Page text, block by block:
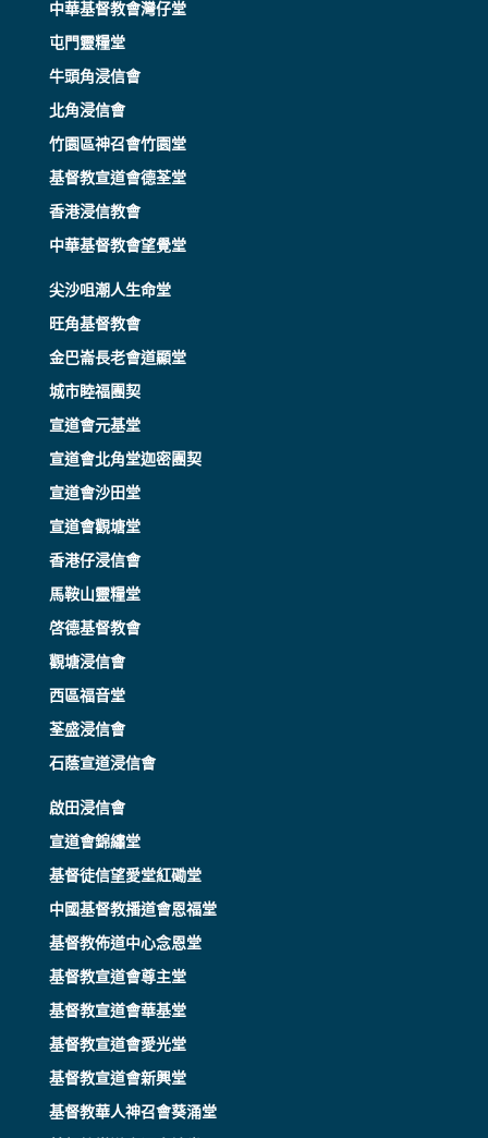
中華基督教會灣仔堂
屯門靈糧堂
牛頭角浸信會
北角浸信會
竹園區神召會竹園堂
基督教宣道會德荃堂
香港浸信教會
中華基督教會望覺堂
尖沙咀潮人生命堂
旺角基督教會
金巴崙長老會道顯堂
城市睦福團契
宣道會元基堂
宣道會北角堂迦密團契
宣道會沙田堂
宣道會觀塘堂
香港仔浸信會
馬鞍山靈糧堂
啓德基督教會
觀塘浸信會
西區福音堂
荃盛浸信會
石蔭宣道浸信會
啟田浸信會
宣道會錦繡堂
基督徒信望愛堂紅磡堂
中國基督教播道會恩福堂
基督教佈道中心念恩堂
基督教宣道會尊主堂
基督教宣道會華基堂
基督教宣道會愛光堂
基督教宣道會新興堂
基督教華人神召會葵涌堂